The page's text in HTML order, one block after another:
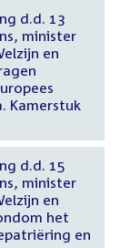
d.d. 13
minister
en
Kamerstuk
d.d. 15
minister
en
het
en